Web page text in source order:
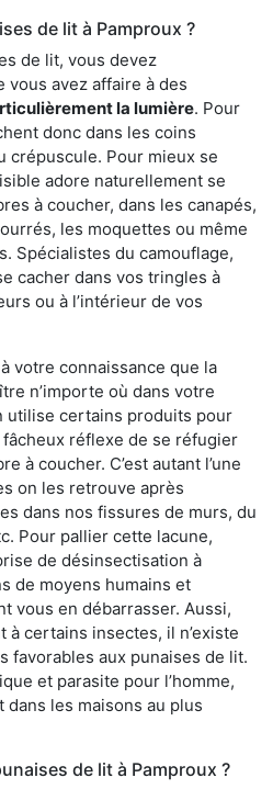
de lit à Pamproux ?
de lit, vous devez
vous avez affaire à des
la lumière. Pour
donc dans les coins
crépuscule. Pour mieux se
adore naturellement se
à coucher, dans les canapés,
les moquettes ou même
Spécialistes du camouflage,
cacher dans vos tringles à
ou à l’intérieur de vos
votre connaissance que la
n’importe où dans votre
utilise certains produits pour
réflexe de se réfugier
à coucher. C’est autant l’une
on les retrouve après
dans nos fissures de murs, du
Pour pallier cette lacune,
de désinsectisation à
de moyens humains et
vous en débarrasser. Aussi,
certains insectes, il n’existe
favorables aux punaises de lit.
et parasite pour l’homme,
les maisons au plus
de lit à Pamproux ?